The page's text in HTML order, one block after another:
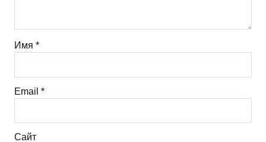
Имя *
Email *
Сайт